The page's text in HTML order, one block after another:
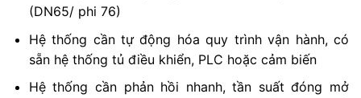
(DN65/ phi 76)
Hệ thống cần tự động hóa quy trình vận hành, có
sẵn hệ thống tủ điều khiển, PLC hoặc cảm biến
Hệ thống cần phản hồi nhanh, tần suất đóng mở